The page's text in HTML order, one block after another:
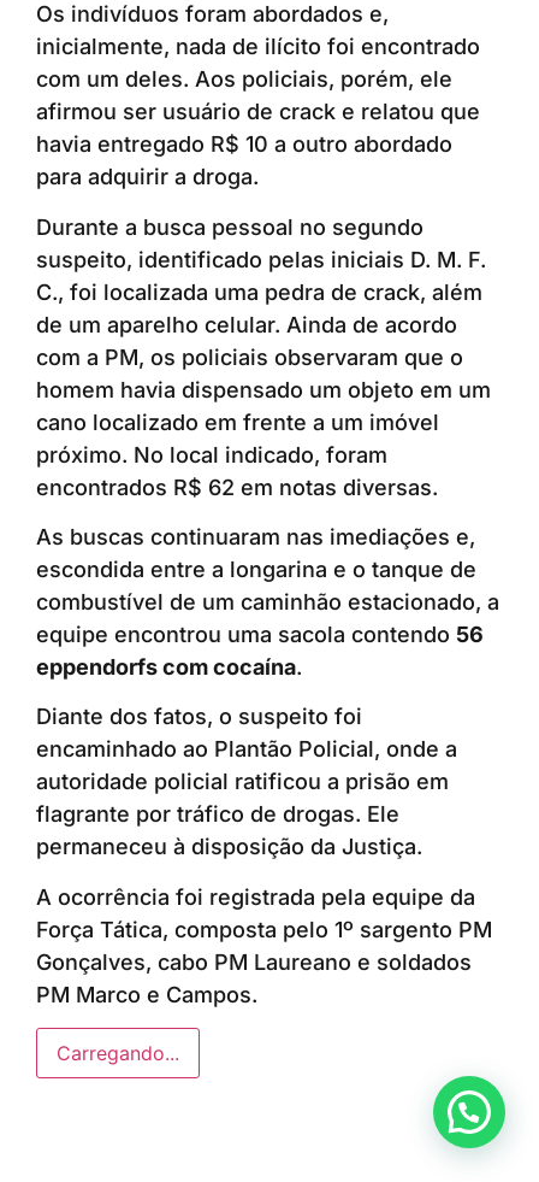
Os indivíduos foram abordados e,
inicialmente, nada de ilícito foi encontrado
com um deles. Aos policiais, porém, ele
afirmou ser usuário de crack e relatou que
havia entregado R$ 10 a outro abordado
para adquirir a droga.
Durante a busca pessoal no segundo
suspeito, identificado pelas iniciais D. M. F.
C., foi localizada uma pedra de crack, além
de um aparelho celular. Ainda de acordo
com a PM, os policiais observaram que o
homem havia dispensado um objeto em um
cano localizado em frente a um imóvel
próximo. No local indicado, foram
encontrados R$ 62 em notas diversas.
As buscas continuaram nas imediações e,
escondida entre a longarina e o tanque de
combustível de um caminhão estacionado, a
equipe encontrou uma sacola contendo 56
eppendorfs com cocaína.
Diante dos fatos, o suspeito foi
encaminhado ao Plantão Policial, onde a
autoridade policial ratificou a prisão em
flagrante por tráfico de drogas. Ele
permaneceu à disposição da Justiça.
A ocorrência foi registrada pela equipe da
Força Tática, composta pelo 1º sargento PM
Gonçalves, cabo PM Laureano e soldados
PM Marco e Campos.
Carregando...